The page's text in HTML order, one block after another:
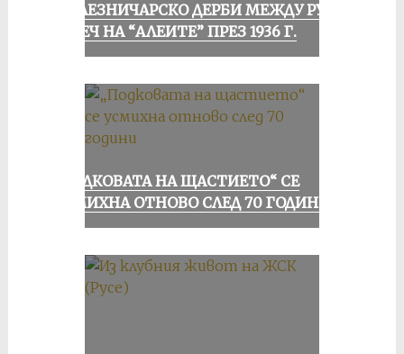
ЖЕЛЕЗНИЧАРСКО ДЕРБИ МЕЖДУ РУСЕ
И ПЕЧ НА “АЛЕИТЕ” ПРЕЗ 1936 Г.
„ПОДКОВАТА НА ЩАСТИЕТО“ СЕ
УСМИХНА ОТНОВО СЛЕД 70 ГОДИНИ